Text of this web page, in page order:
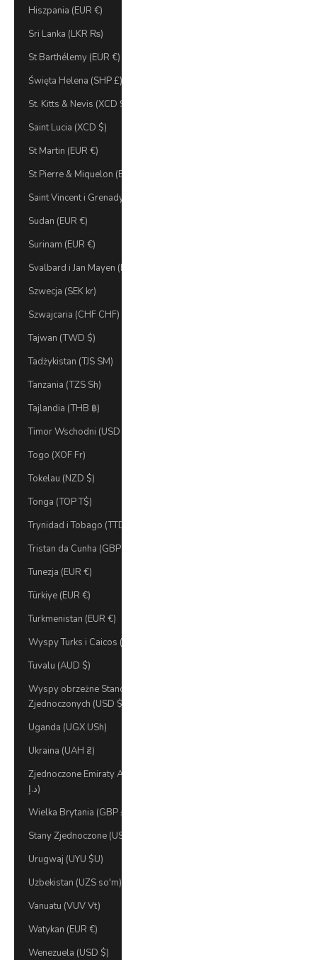
Hiszpania (EUR €)
Sri Lanka (LKR ₨)
St Barthélemy (EUR €)
Święta Helena (SHP £)
St. Kitts & Nevis (XCD $)
Saint Lucia (XCD $)
St Martin (EUR €)
St Pierre & Miquelon (EUR €)
Saint Vincent i Grenadyny (XCD $)
Sudan (EUR €)
Surinam (EUR €)
Svalbard i Jan Mayen (EUR €)
Szwecja (SEK kr)
Szwajcaria (CHF CHF)
Tajwan (TWD $)
Tadżykistan (TJS ЅМ)
Tanzania (TZS Sh)
Tajlandia (THB ฿)
Timor Wschodni (USD $)
Togo (XOF Fr)
Tokelau (NZD $)
Tonga (TOP T$)
Trynidad i Tobago (TTD $)
Tristan da Cunha (GBP £)
Tunezja (EUR €)
Türkiye (EUR €)
Turkmenistan (EUR €)
Wyspy Turks i Caicos (USD $)
Tuvalu (AUD $)
Wyspy obrzeżne Stanów
Zjednoczonych (USD $)
Uganda (UGX USh)
Ukraina (UAH ₴)
Zjednoczone Emiraty Arabskie (AED
د.إ)
Wielka Brytania (GBP £)
Stany Zjednoczone (USD $)
Urugwaj (UYU $U)
Uzbekistan (UZS so'm)
Vanuatu (VUV Vt)
Watykan (EUR €)
Wenezuela (USD $)